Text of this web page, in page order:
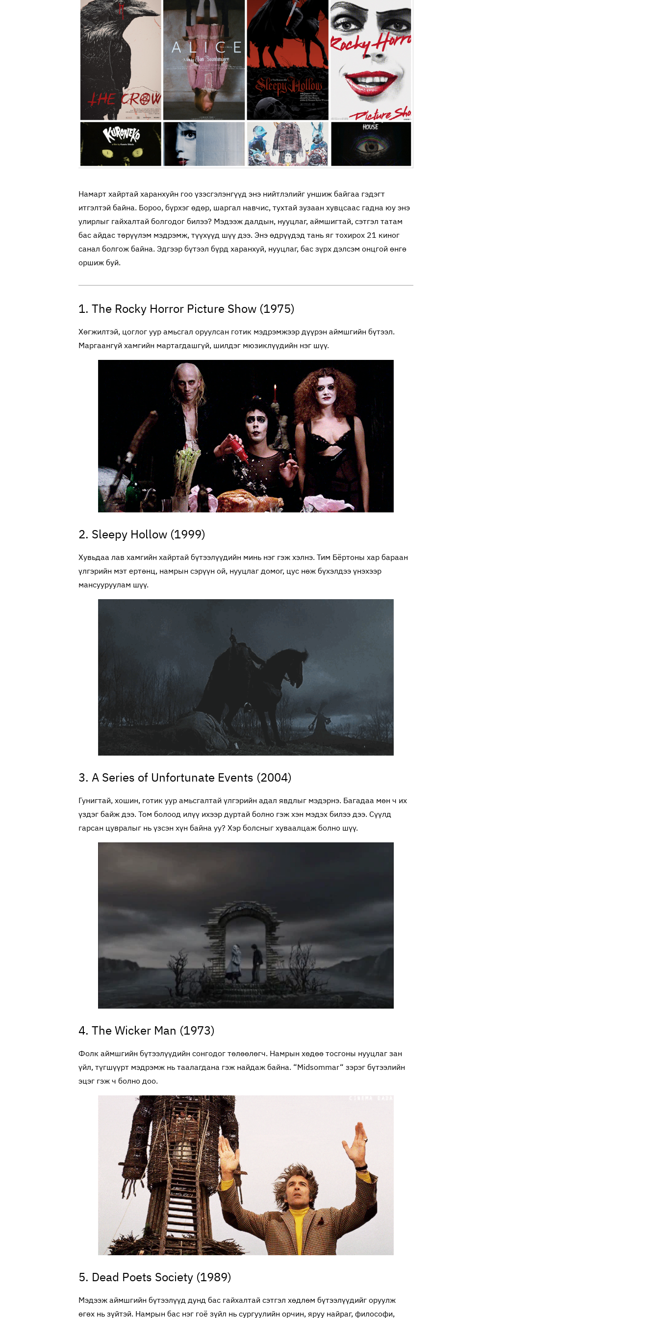
Намарт хайртай харанхуйн гоо үзэсгэлэнгүүд энэ нийтлэлийг уншиж байгаа гэдэгт
итгэлтэй байна. Бороо, бүрхэг өдөр, шаргал навчис, тухтай зузаан хувцсаас гадна юу энэ
улирлыг гайхалтай болгодог билээ? Мэдээж далдын, нууцлаг, аймшигтай, сэтгэл татам
бас айдас төрүүлэм мэдрэмж, түүхүүд шүү дээ. Энэ өдрүүдэд тань яг тохирох 21 киног
санал болгож байна. Эдгээр бүтээл бүрд харанхуй, нууцлаг, бас зүрх дэлсэм онцгой өнгө
оршиж буй.
1. The Rocky Horror Picture Show (1975)
Хөгжилтэй, цоглог уур амьсгал оруулсан готик мэдрэмжээр дүүрэн аймшгийн бүтээл.
Маргаангүй хамгийн мартагдашгүй, шилдэг мюзиклүүдийн нэг шүү.
2. Sleepy Hollow (1999)
Хувьдаа лав хамгийн хайртай бүтээлүүдийн минь нэг гэж хэлнэ. Тим Бёртоны хар бараан
үлгэрийн мэт ертөнц, намрын сэрүүн ой, нууцлаг домог, цус нөж бүхэлдээ үнэхээр
мансууруулам шүү.
3. A Series of Unfortunate Events (2004)
Гунигтай, хошин, готик уур амьсгалтай үлгэрийн адал явдлыг мэдэрнэ. Багадаа мөн ч их
үздэг байж дээ. Том болоод илүү ихээр дуртай болно гэж хэн мэдэх билээ дээ. Сүүлд
гарсан цувралыг нь үзсэн хүн байна уу? Хэр болсныг хуваалцаж болно шүү.
4. The Wicker Man (1973)
Фолк аймшгийн бүтээлүүдийн сонгодог төлөөлөгч. Намрын хөдөө тосгоны нууцлаг зан
үйл, түгшүүрт мэдрэмж нь таалагдана гэж найдаж байна. “Midsommar“ зэрэг бүтээлийн
эцэг гэж ч болно доо.
5. Dead Poets Society (1989)
Мэдээж аймшгийн бүтээлүүд дунд бас гайхалтай сэтгэл хөдлөм бүтээлүүдийг оруулж
өгөх нь зүйтэй. Намрын бас нэг гоё зүйл нь сургуулийн орчин, яруу найраг, философи,